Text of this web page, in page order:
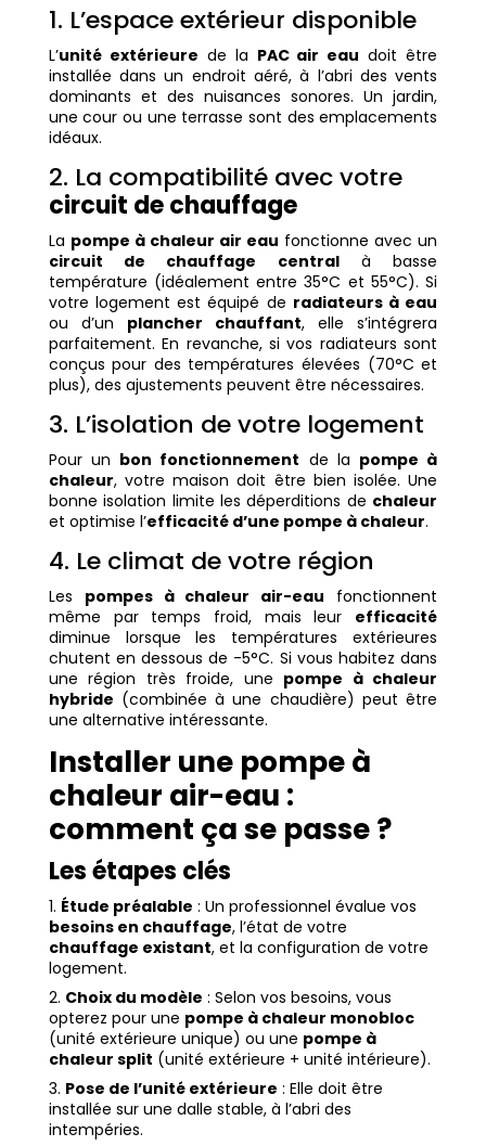
1. L’espace extérieur disponible
L’unité extérieure de la PAC air eau doit être
installée dans un endroit aéré, à l’abri des vents
dominants et des nuisances sonores. Un jardin,
une cour ou une terrasse sont des emplacements
idéaux.
2. La compatibilité avec votre
circuit de chauffage
La pompe à chaleur air eau fonctionne avec un
circuit de chauffage centralà basse
température (idéalement entre 35°C et 55°C). Si
votre logement est équipé de radiateurs à eau
ou d’un plancher chauffant, elle s’intégrera
parfaitement. En revanche, si vos radiateurs sont
conçus pour des températures élevées (70°C et
plus), des ajustements peuvent être nécessaires.
3. L’isolation de votre logement
Pour un bon fonctionnement de la pompe à
chaleur, votre maison doit être bien isolée. Une
bonne isolation limite les déperditions de chaleur
et optimise l’efficacité d’une pompe à chaleur.
4. Le climat de votre région
Les pompes à chaleur air-eau fonctionnent
même par temps froid, mais leur efficacité
diminue lorsque les températures extérieures
chutent en dessous de -5°C. Si vous habitez dans
une région très froide, une pompe à chaleur
hybride (combinée à une chaudière) peut être
une alternative intéressante.
Installer une pompe à
chaleur air-eau :
comment ça se passe ?
Les étapes clés
Étude préalable : Un professionnel évalue vos
besoins en chauffage, l’état de votre
chauffage existant, et la configuration de votre
logement.
Choix du modèle : Selon vos besoins, vous
opterez pour une pompe à chaleur monobloc
(unité extérieure unique) ou une pompe à
chaleur split (unité extérieure + unité intérieure).
Pose de l’unité extérieure : Elle doit être
installée sur une dalle stable, à l’abri des
intempéries.